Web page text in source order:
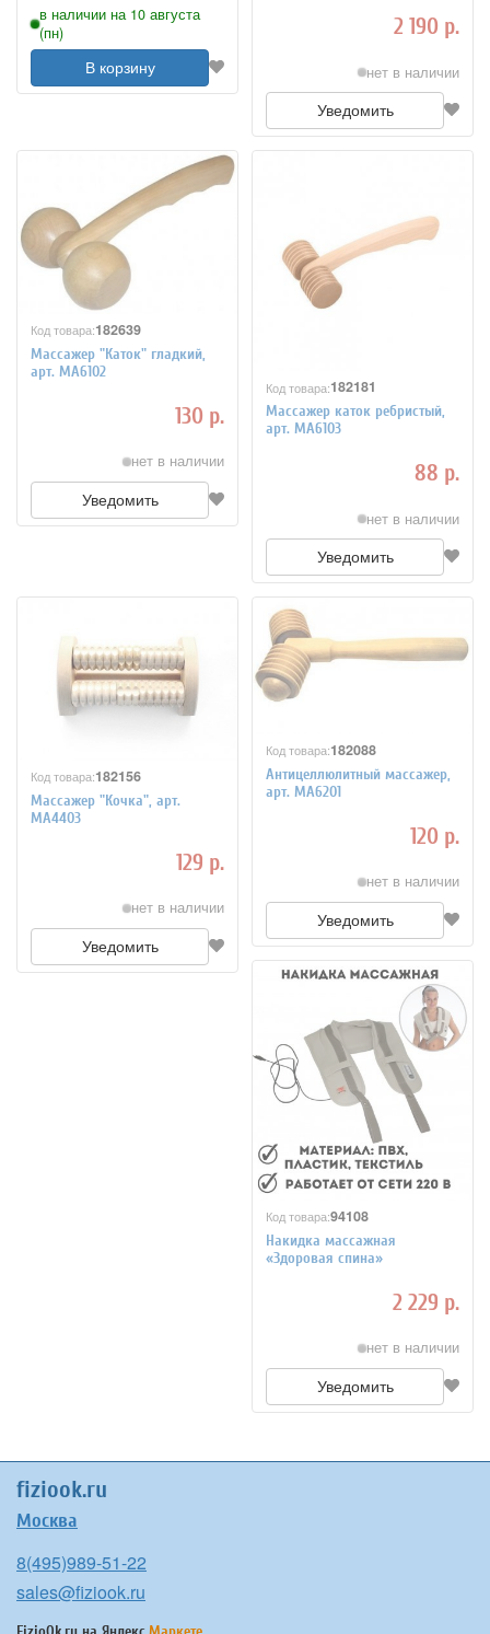
в наличии на 10 августа
(пн)
В корзину
2 190 р.
нет в наличии
Уведомить
Код товара:182639
Массажер "Каток" гладкий,
арт. МА6102
130 р.
нет в наличии
Уведомить
Код товара:182181
Массажер каток ребристый,
арт. МА6103
88 р.
нет в наличии
Уведомить
Код товара:182156
Массажер "Кочка", арт.
МА4403
129 р.
нет в наличии
Уведомить
Код товара:182088
Антицеллюлитный массажер,
арт. МА6201
120 р.
нет в наличии
Уведомить
Код товара:94108
Накидка массажная
«Здоровая спина»
2 229 р.
нет в наличии
Уведомить
fiziook.ru
Москва
8(495)989-51-22
sales@fiziook.ru